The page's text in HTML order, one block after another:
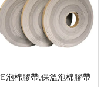
泡棉膠帶,保溫泡棉膠帶